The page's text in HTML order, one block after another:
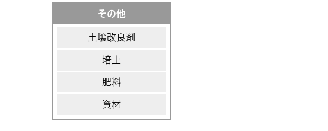
その他
土壌改良剤
培土
肥料
資材